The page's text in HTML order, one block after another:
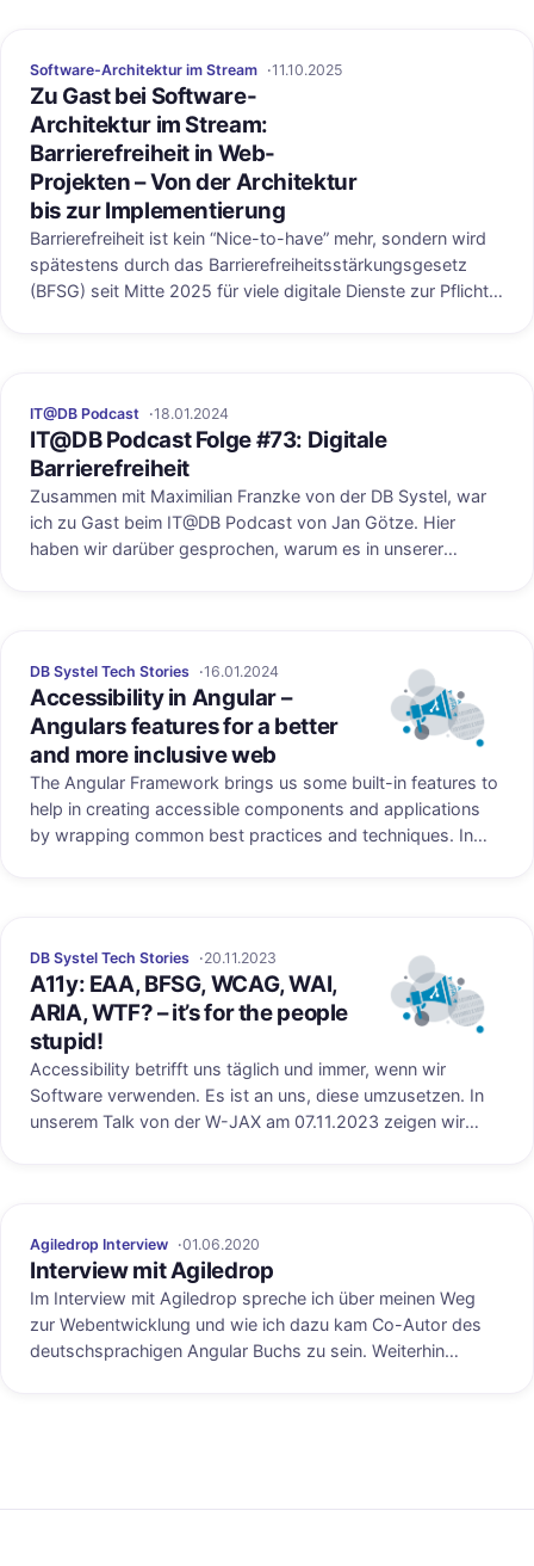
Software-Architektur im Stream 11.10.2025
Zu Gast bei Software-
Architektur im Stream:
Barrierefreiheit in Web-
Projekten – Von der Architektur
bis zur Implementierung
Barrierefreiheit ist kein “Nice-to-have” mehr, sondern wird
spätestens durch das Barrierefreiheitsstärkungsgesetz
(BFSG) seit Mitte 2025 für viele digitale Dienste zur Pflicht.
strategischen Architekturentscheidung bis zur praktischen
Umsetzung.
IT@DB Podcast 18.01.2024
IT@DB Podcast Folge #73: Digitale
Barrierefreiheit
Zusammen mit Maximilian Franzke von der DB Systel, war
ich zu Gast beim IT@DB Podcast von Jan Götze. Hier
haben wir darüber gesprochen, warum es in unserer
über bloße Compliance hinaus – es ist die Grundlage für
eine inklusive und gerechte Online-Erfahrung!
DB Systel Tech Stories 16.01.2024
Accessibility in Angular –
Angulars features for a better
and more inclusive web
Veröffentlicht
The Angular Framework brings us some built-in features to
help in creating accessible components and applications
by wrapping common best practices and techniques. In
DB Systel Tech Stories 20.11.2023
A11y: EAA, BFSG, WCAG, WAI,
ARIA, WTF? – it’s for the people
stupid!
Veröffentlicht
Accessibility betrifft uns täglich und immer, wenn wir
Software verwenden. Es ist an uns, diese umzusetzen. In
unserem Talk von der W-JAX am 07.11.2023 zeigen wir
Agiledrop Interview 01.06.2020
Interview mit Agiledrop
Im Interview mit Agiledrop spreche ich über meinen Weg
zur Webentwicklung und wie ich dazu kam Co-Autor des
deutschsprachigen Angular Buchs zu sein. Weiterhin